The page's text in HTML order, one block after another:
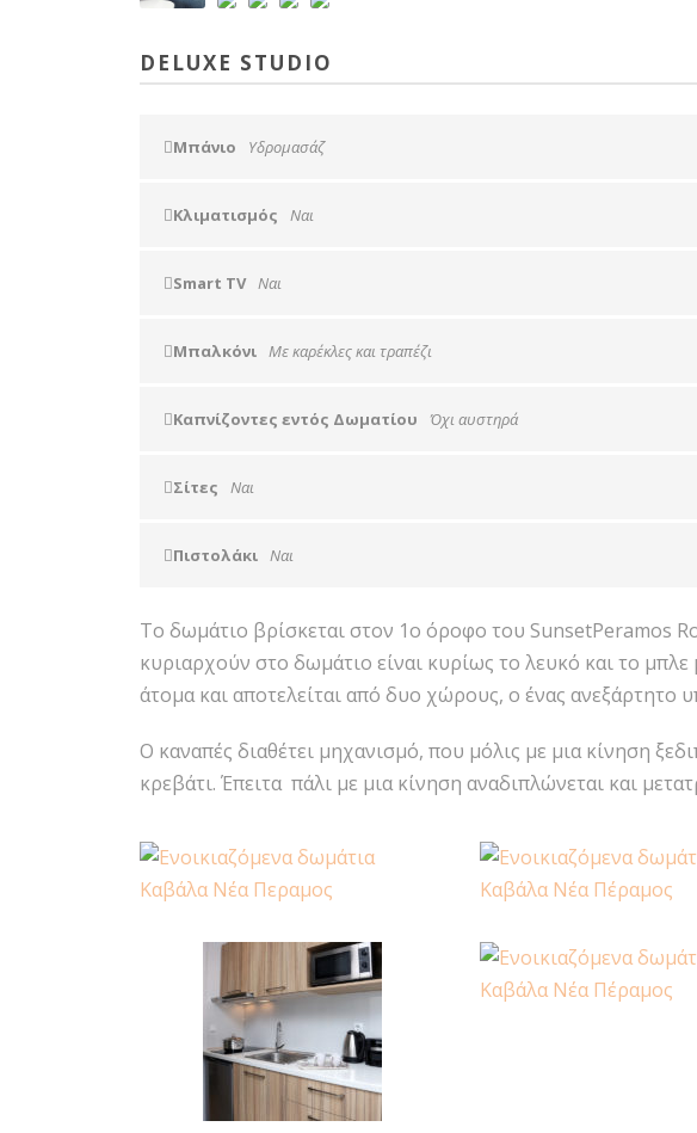
DELUXE STUDIO
Μπάνιο Υδρομασάζ
Κλιματισμός Ναι
Smart TV Ναι
Μπαλκόνι Με καρέκλες και τραπέζι
Καπνίζοντες εντός Δωματίου Όχι αυστηρά
Σίτες Ναι
Πιστολάκι Ναι
Το δωμάτιο βρίσκεται στον 1ο όροφο του SunsetPeramos
κυριαρχούν στο δωμάτιο είναι κυρίως το λευκό και το
άτομα και αποτελείται από δυο χώρους, ο ένας ανεξάρτητο
Ο καναπές διαθέτει μηχανισμό, που μόλις με μια κίνηση
κρεβάτι. Έπειτα πάλι με μια κίνηση αναδιπλώνεται και